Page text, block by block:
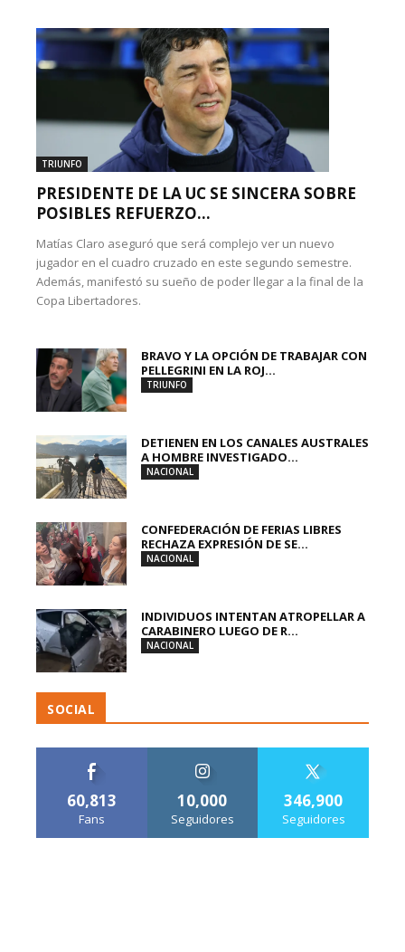
TRIUNFO
PRESIDENTE DE LA UC SE SINCERA SOBRE
POSIBLES REFUERZO...
Matías Claro aseguró que será complejo ver un nuevo
jugador en el cuadro cruzado en este segundo semestre.
Además, manifestó su sueño de poder llegar a la final de la
Copa Libertadores.
BRAVO Y LA OPCIÓN DE TRABAJAR CON
PELLEGRINI EN LA ROJ...
TRIUNFO
DETIENEN EN LOS CANALES AUSTRALES
A HOMBRE INVESTIGADO...
NACIONAL
CONFEDERACIÓN DE FERIAS LIBRES
RECHAZA EXPRESIÓN DE SE...
NACIONAL
INDIVIDUOS INTENTAN ATROPELLAR A
CARABINERO LUEGO DE R...
NACIONAL
SOCIAL
60,813
Fans
10,000
Seguidores
346,900
Seguidores